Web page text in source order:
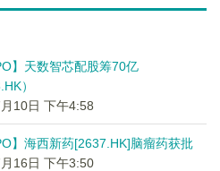
】天数智芯配股筹70亿
）
10日 下午4:58
】海西新药[2637.HK]脑瘤药获批
16日 下午3:50